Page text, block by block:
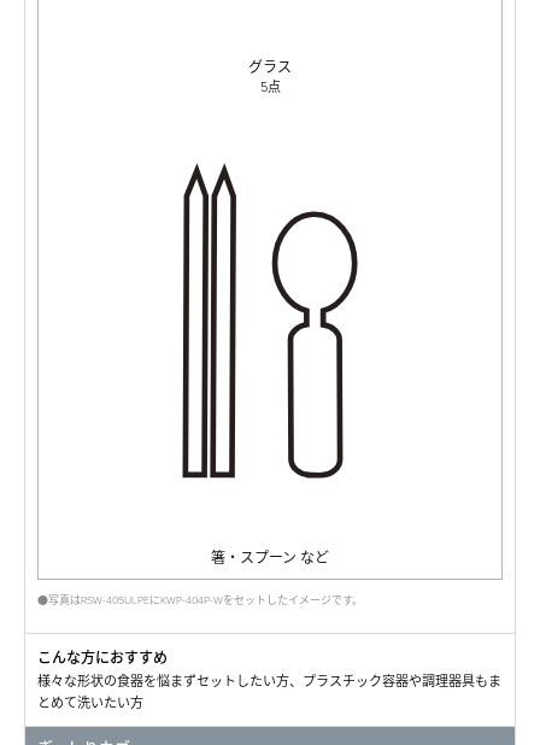
グラス
5点
箸・スプーン など
●写真はRSW-405ULPEにKWP-404P-Wをセットしたイメージです。
こんな方におすすめ
様々な形状の食器を悩まずセットしたい方、プラスチック容器や調理器具もま
とめて洗いたい方